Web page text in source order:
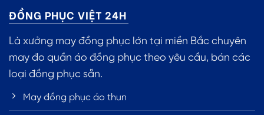
ĐỒNG PHỤC VIỆT 24H
Là xưởng may đồng phục lớn tại miền Bắc chuyên
may đo quần áo đồng phục theo yêu cầu, bán các
loại đồng phục sẵn.
May đồng phục áo thun